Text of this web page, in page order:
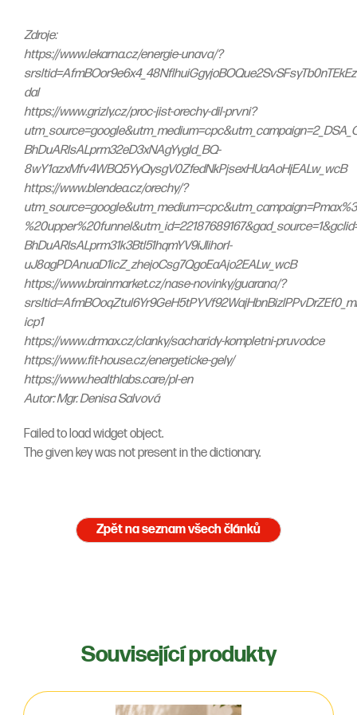
Zdroje:
https://www.lekarna.cz/energie-unava/?
dal
https://www.grizly.cz/proc-jist-orechy-dil-prvni?
BhDuARIsALprm32eD3xNAgYygId_BQ-
8wY1azxMfv4WBQ5YyQysgV0ZfedNkPjsexHUaAoHjEALw_wcB
https://www.blendea.cz/orechy/?
BhDuARIsALprm31k3Btl51hqmYV9iJIihorI-
uJ8agPDAnuaD1icZ_zhejoCsg7QgoEaAjo2EALw_wcB
https://www.brainmarket.cz/nase-novinky/guarana/?
icp1
https://www.drmax.cz/clanky/sacharidy-kompletni-pruvodce
https://www.fit-house.cz/energeticke-gely/
https://www.healthlabs.care/pl-en
Autor: Mgr. Denisa Salvová
Failed to load widget object.
The given key was not present in the dictionary.
Zpět na seznam všech článků
Související produkty